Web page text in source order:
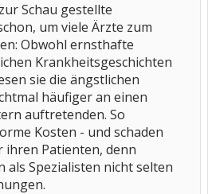
Schau gestellte
um viele Ärzte zum
Obwohl ernsthafte
Krankheitsgeschichten
sie die ängstlichen
häufiger an einen
auftretenden. So
Kosten - und schaden
ihren Patienten, denn
als Spezialisten nicht selten